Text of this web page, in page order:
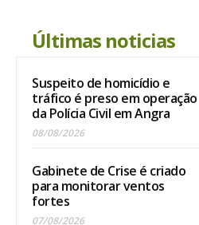
Últimas noticias
Suspeito de homicídio e
tráfico é preso em operação
da Polícia Civil em Angra
08/08/2026
Gabinete de Crise é criado
para monitorar ventos
fortes
07/08/2026